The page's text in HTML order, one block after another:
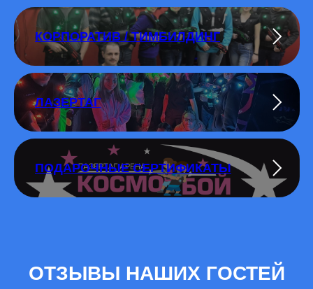
КОРПОРАТИВ / ТИМБИЛДИНГ
ЛАЗЕРТАГ
ПОДАРОЧНЫЕ СЕРТИФИКАТЫ
ОТЗЫВЫ НАШИХ ГОСТЕЙ